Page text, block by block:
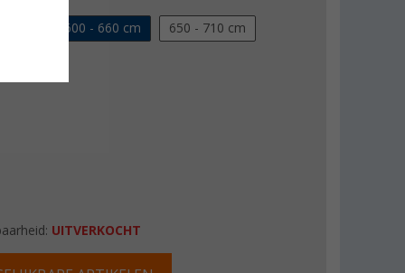
600 - 660 cm 650 - 710 cm
UITVERKOCHT